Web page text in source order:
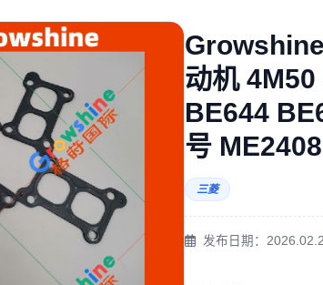
斗山
约翰迪尔 徐工
动机
BE644
号
三菱
发布日期：